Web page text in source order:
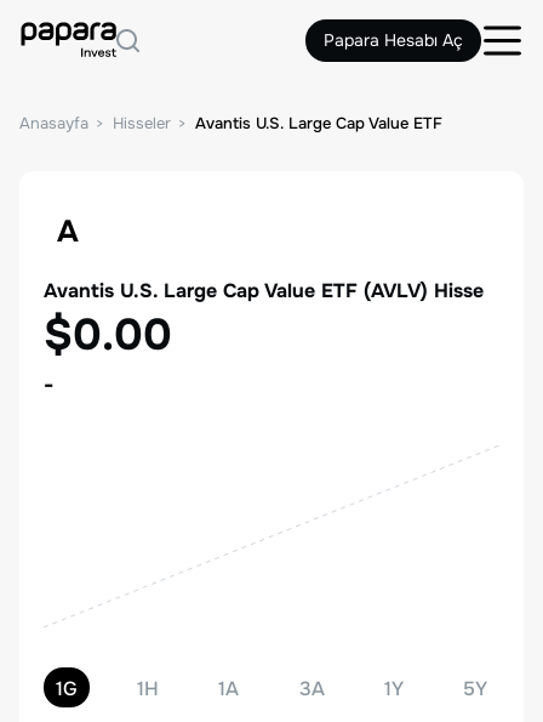
Papara Hesabı Aç
Anasayfa Hisseler Avantis U.S. Large Cap Value ETF
A
Avantis U.S. Large Cap Value ETF (AVLV) Hisse
$0.00
-
1G 1H 1A 3A 1Y 5Y